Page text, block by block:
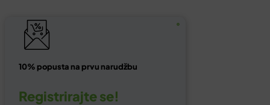
10% popusta na prvu narudžbu
Registrirajte se!